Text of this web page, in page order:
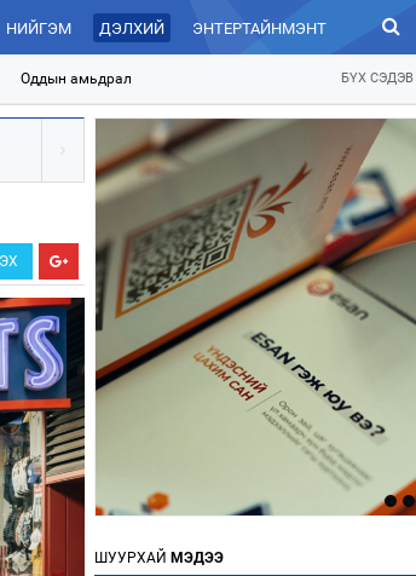
НИЙГЭМ ДЭЛХИЙ ЭНТЕРТАЙНМЭНТ ЗУРХАЙ
Оддын амьдрал БҮХ СЭДЭВ
ШУУРХАЙ МЭДЭЭ